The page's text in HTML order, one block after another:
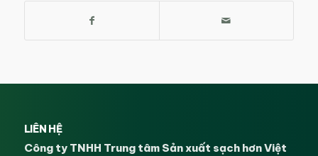
LIÊN HỆ
Công ty TNHH Trung tâm Sản xuất sạch hơn Việt